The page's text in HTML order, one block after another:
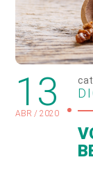
13
ABR / 2020